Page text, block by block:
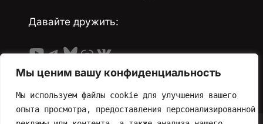
Мы ценим вашу конфиденциальность
Мы используем файлы cookie для улучшения вашего
опыта просмотра, предоставления персонализированной
Давайте дружить:
YouTube Telegram Bluesky Ссылка ВКонтакте